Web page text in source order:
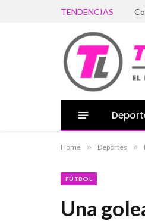
TENDENCIAS
Home » Deportes »
FÚTBOL
Una